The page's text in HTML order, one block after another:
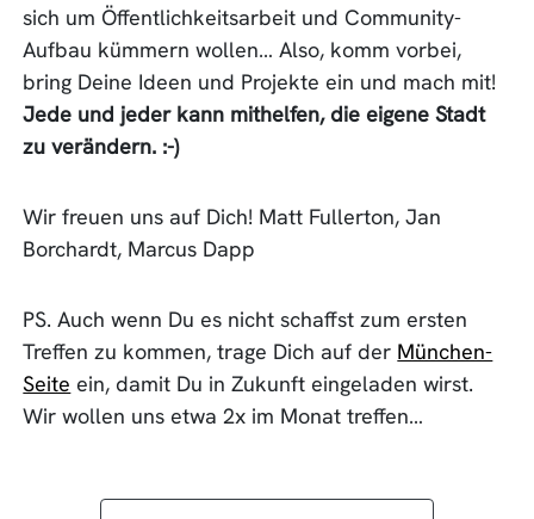
sich um Öffentlichkeitsarbeit und Community-
Aufbau kümmern wollen… Also, komm vorbei,
bring Deine Ideen und Projekte ein und mach mit!
Jede und jeder kann mithelfen, die eigene Stadt
zu verändern. :-)
Wir freuen uns auf Dich! Matt Fullerton, Jan
Borchardt, Marcus Dapp
PS. Auch wenn Du es nicht schaffst zum ersten
Treffen zu kommen, trage Dich auf der München-
Seite ein, damit Du in Zukunft eingeladen wirst.
Wir wollen uns etwa 2x im Monat treffen…